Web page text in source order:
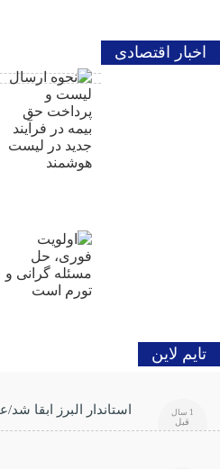
اخبار اقتصادی
تایم لاین
استاندار البرز ابقا 1 سال
قبل